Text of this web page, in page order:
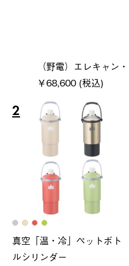
（野電）エレキャン
￥68,600 (税込)
2
真空「温・冷」ペットボト
ルシリンダー